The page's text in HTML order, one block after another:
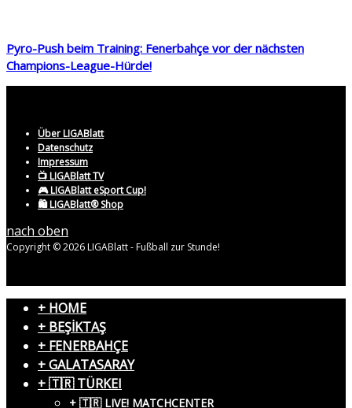
Pyro-Push beim Training: Fenerbahçe vor der nächsten
Champions-League-Hürde!
Über LIGABlatt
Datenschutz
Impressum
📺 LIGABlatt TV
🎮 LIGABlatt eSport Cup!
🛍️ LIGABlatt® Shop
nach oben
Copyright © 2026 LIGABlatt - Fußball zur Stunde!
+ HOME
+ BEŞİKTAŞ
+ FENERBAHÇE
+ GALATASARAY
+ 🇹🇷 TÜRKEI
+ 🇹🇷 LIVE! MATCHCENTER